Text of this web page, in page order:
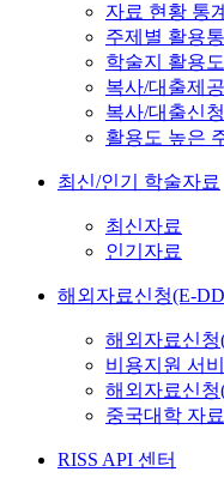
자료 현황 통계
주제별 활용
학술지 활용
복사/대출제
복사/대출신
활용도 높은
최신/인기 학술자료
최신자료
인기자료
해외자료신청(E-
해외자료신청
비용지원 서
해외자료신청
중국대학 자
RISS API 센터